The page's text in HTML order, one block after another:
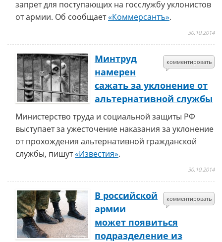
запрет для поступающих на госслужбу уклонистов
от армии. Об сообщает«Коммерсантъ».
30.10.2014
комментировать
Минтруд
намерен
сажать за уклонение от
альтернативной службы
Министерство труда и социальной защиты РФ
выступает за ужесточение наказания за уклонение
от прохождения альтернативной гражданской
службы, пишут«Известия».
30.10.2014
комментировать
В российской
армии
может появиться
подразделение из